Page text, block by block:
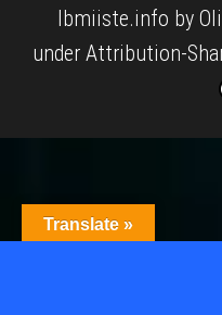
Ibmiiste.info by
under Attribution-
Translate »